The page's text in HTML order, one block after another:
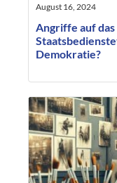
August 16, 2024
Angriffe auf
Demokratie?